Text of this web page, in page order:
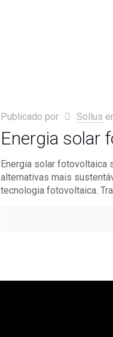
Publicado por Sollus
Energia solar
Energia solar fotovoltaica
alternativas mais
tecnologia fotovoltaica.